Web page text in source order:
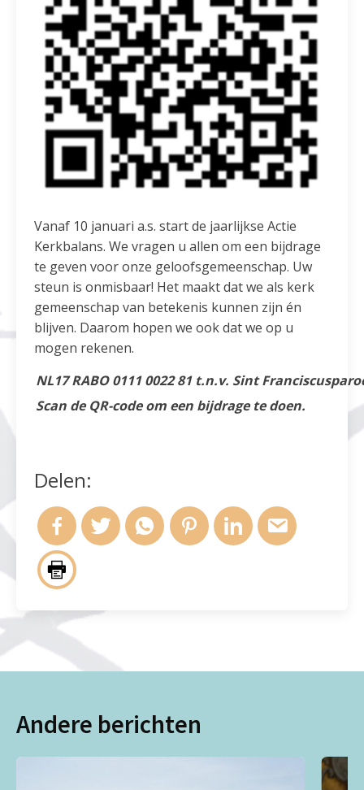
Vanaf 10 januari a.s. start de jaarlijkse Actie
Kerkbalans. We vragen u allen om een bijdrage
te geven voor onze geloofsgemeenschap. Uw
steun is onmisbaar! Het maakt dat we als kerk
gemeenschap van betekenis kunnen zijn én
blijven. Daarom hopen we ook dat we op u
mogen rekenen.
NL17 RABO 0111 0022 81 t.n.v. Sint
Scan de QR-code om een bijdrage te doen.
Delen:
Andere berichten